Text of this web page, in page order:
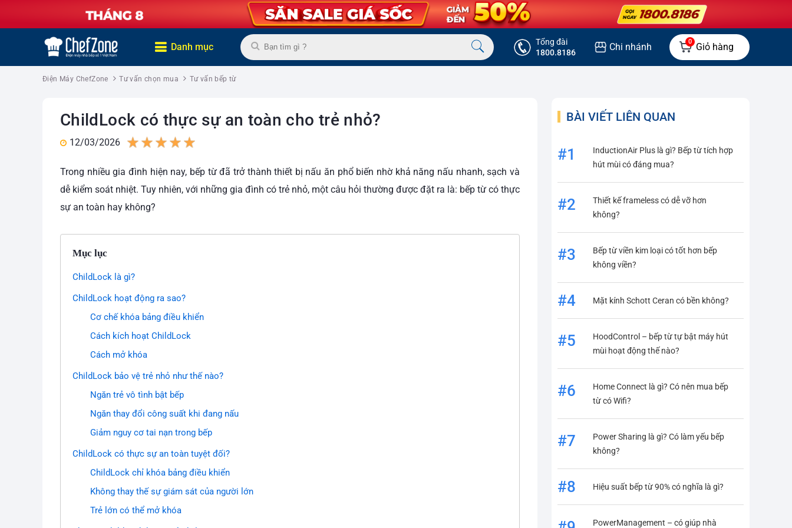
Danh mục
Tổng đài
1800.8186
Chi nhánh 0 Giỏ hàng
Điện Máy ChefZone Tư vấn chọn mua Tư vấn bếp từ
ChildLock có thực sự an toàn cho trẻ nhỏ?
12/03/2026
Trong nhiều gia đình hiện nay, bếp từ đã trở thành thiết bị nấu ăn phổ biến nhờ khả năng nấu nhanh, sạch và
dễ kiểm soát nhiệt. Tuy nhiên, với những gia đình có trẻ nhỏ, một câu hỏi thường được đặt ra là: bếp từ có thực
sự an toàn hay không?
Mục lục
ChildLock là gì?
ChildLock hoạt động ra sao?
Cơ chế khóa bảng điều khiển
Cách kích hoạt ChildLock
Cách mở khóa
ChildLock bảo vệ trẻ nhỏ như thế nào?
Ngăn trẻ vô tình bật bếp
Ngăn thay đổi công suất khi đang nấu
Giảm nguy cơ tai nạn trong bếp
ChildLock có thực sự an toàn tuyệt đối?
ChildLock chỉ khóa bảng điều khiển
Không thay thế sự giám sát của người lớn
Trẻ lớn có thể mở khóa
BÀI VIẾT LIÊN QUAN
#1
InductionAir Plus là gì? Bếp từ tích hợp
hút mùi có đáng mua?
#2
Thiết kế frameless có dễ vỡ hơn
không?
#3
Bếp từ viền kim loại có tốt hơn bếp
không viền?
#4 Mặt kính Schott Ceran có bền không?
#5
HoodControl – bếp từ tự bật máy hút
mùi hoạt động thế nào?
#6
Home Connect là gì? Có nên mua bếp
từ có Wifi?
#7
Power Sharing là gì? Có làm yếu bếp
không?
#8 Hiệu suất bếp từ 90% có nghĩa là gì?
PowerManagement – có giúp nhà